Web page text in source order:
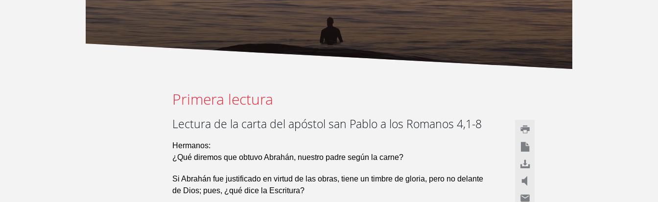
Primera lectura
Lectura de la carta del apóstol san Pablo a los Romanos 4,1-8
Hermanos:
¿Qué diremos que obtuvo Abrahán, nuestro padre según la carne?
Si Abrahán fue justificado en virtud de las obras, tiene un timbre de gloria, pero no delante
de Dios; pues, ¿qué dice la Escritura?